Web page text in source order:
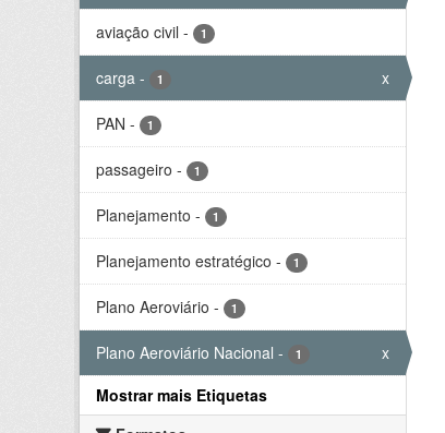
aviação civil - 1
carga - 1 x
PAN - 1
passageiro - 1
Planejamento - 1
Planejamento estratégico - 1
Plano Aeroviário - 1
Plano Aeroviário Nacional - 1
x
Mostrar mais Etiquetas